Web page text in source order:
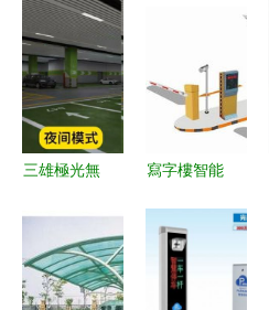
三雄極光無
系統 引領
智能低碳停
車場照明新
寫字樓智能
的核心優勢
與價值